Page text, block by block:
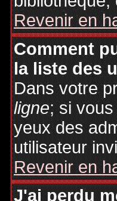
Revenir en
Comment
la liste des
Dans votre
ligne; si
yeux des
utilisateur
Revenir en
J'ai perdu